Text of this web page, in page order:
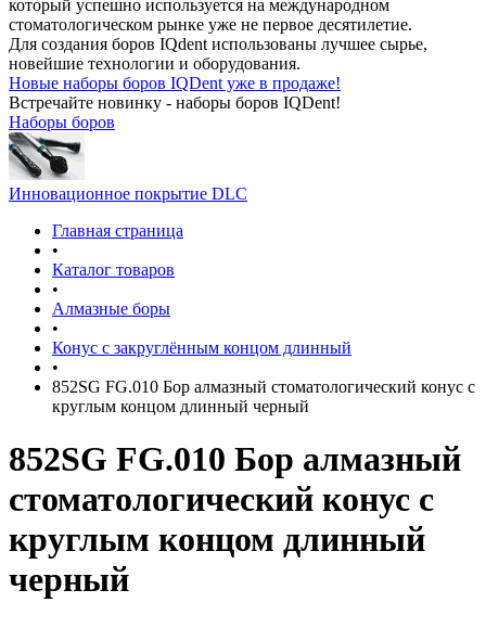
который успешно используется на международном
стоматологическом рынке уже не первое десятилетие.
Для создания боров IQdent использованы лучшее сырье,
новейшие технологии и оборудования.
Новые наборы боров IQDent уже в продаже!
Встречайте новинку - наборы боров IQDent!
Наборы боров
Инновационное покрытие DLC
Главная страница
•
Каталог товаров
•
Алмазные боры
•
Конус с закруглённым концом длинный
•
852SG FG.010 Бор алмазный стоматологический конус с
круглым концом длинный черный
852SG FG.010 Бор алмазный
стоматологический конус с
круглым концом длинный
черный